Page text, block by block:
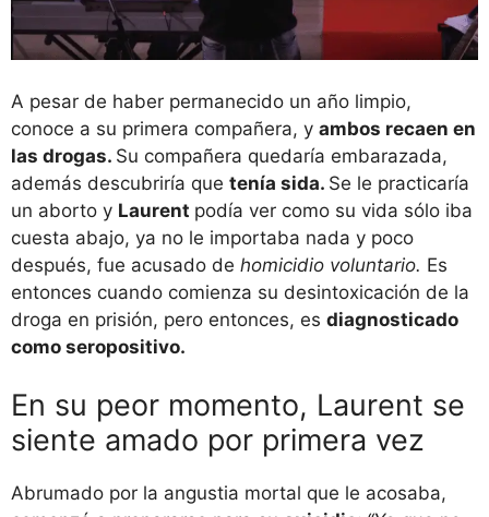
A pesar de haber permanecido un año limpio,
conoce a su primera compañera, y ambos recaen en
las drogas. Su compañera quedaría embarazada,
además descubriría que tenía sida. Se le practicaría
un aborto y Laurent podía ver como su vida sólo iba
cuesta abajo, ya no le importaba nada y poco
después, fue acusado de homicidio voluntario. Es
entonces cuando comienza su desintoxicación de la
droga en prisión, pero entonces, es diagnosticado
como seropositivo.
En su peor momento, Laurent se
siente amado por primera vez
Abrumado por la angustia mortal que le acosaba,